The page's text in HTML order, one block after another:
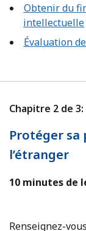
Obtenir du
intellectuelle
Évaluation
Chapitre 2 de 3:
Protéger
l’étranger
10 minutes de
Renseignez-